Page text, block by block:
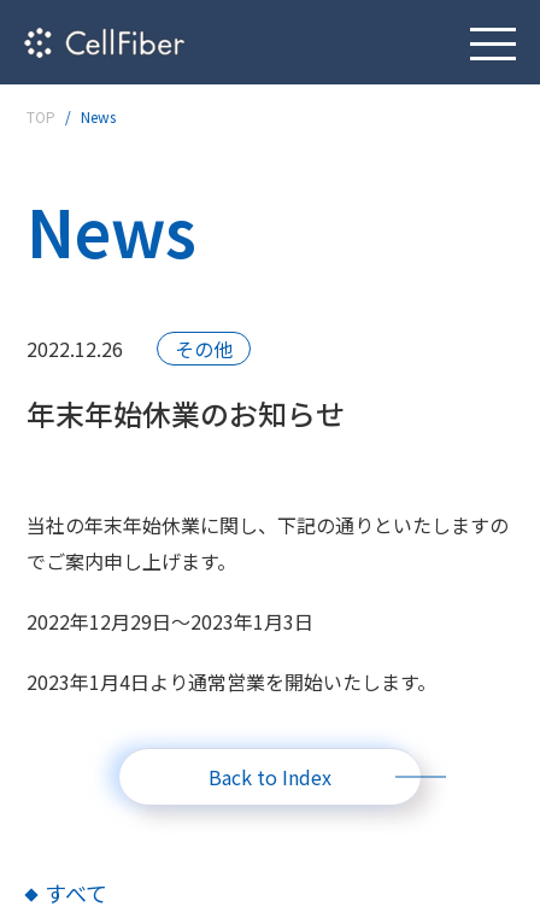
TOP News
News
2022.12.26 その他
年末年始休業のお知らせ
当社の年末年始休業に関し、下記の通りといたしますの
でご案内申し上げます。
2022年12月29日〜2023年1月3日
2023年1月4日より通常営業を開始いたします。
Back to Index
すべて